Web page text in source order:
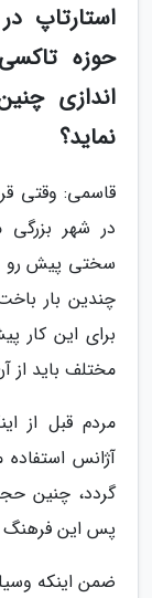
استارتاپ
حوزه
اندازی
نماید؟
قاسمی: وقتی
در شهر بزرگی
سختی پیش رو
چندین بار
برای این کار
مختلف باید از
مردم قبل از
آژانس استفاده
گردد، چنین
پس این
ضمن اینکه